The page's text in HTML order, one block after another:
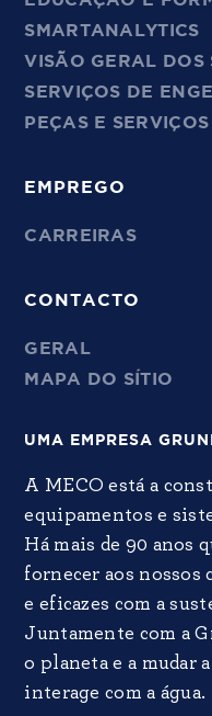
SMARTANALYTICS
VISÃO GERAL DOS
SERVIÇOS DE
PEÇAS E SERVIÇOS
EMPREGO
CARREIRAS
CONTACTO
GERAL
MAPA DO SÍTIO
UMA EMPRESA
A MECO está a
equipamentos e
Há mais de 90 anos
fornecer aos
e eficazes com a
Juntamente com a
o planeta e a mudar
interage com a água.